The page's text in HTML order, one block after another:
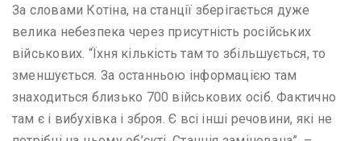
За словами Котіна, на станції зберігається дуже
велика небезпека через присутність російських
військових. “Їхня кількість там то збільшується, то
зменшується. За останньою інформацією там
знаходиться близько 700 військових осіб. Фактично
там є і вибухівка і зброя. Є всі інші речовини, які не